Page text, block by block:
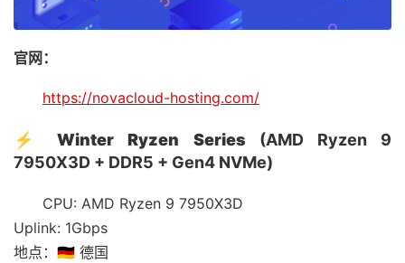
官网：
https://novacloud-hosting.com/
⚡Winter Ryzen Series (AMD Ryzen 9
7950X3D + DDR5 + Gen4 NVMe)
CPU: AMD Ryzen 9 7950X3D
Uplink: 1Gbps
地点：🇩🇪 德国